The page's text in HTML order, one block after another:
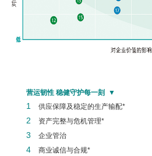
营运韧性 稳健守护每一刻
1 供应保障及稳定的生产输配*
2 资产完整与危机管理*
3 企业管治
4 商业诚信与合规*